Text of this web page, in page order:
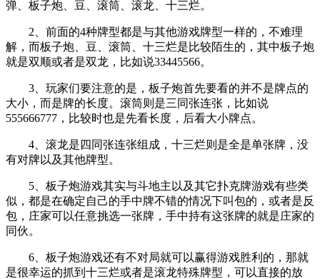
弹、板子炮、豆、滚筒、滚龙、十三烂。
2、前面的4种牌型都是与其他游戏牌型一样的，不难理
解，而板子炮、豆、滚筒、十三烂是比较陌生的，其中板子炮
就是双顺或者是双龙，比如说33445566。
3、玩家们要注意的是，板子炮首先要看的并不是牌点的
大小，而是牌的长度。滚筒则是三同张连张，比如说
555666777，比较时也是先看长度，后看大小牌点。
4、滚龙是四同张连张组成，十三烂则是全是单张牌，没
有对牌以及其他牌型。
5、板子炮游戏其实与斗地主以及其它扑克牌游戏有些类
似，都是在确定自己的手中牌不错的情况下叫包的，或者是反
包，庄家可以任意挑选一张牌，手中持有这张牌的就是庄家的
同伙。
6、板子炮游戏还有不对局就可以赢得游戏胜利的，那就
是很幸运的抓到十三烂或者是滚龙特殊牌型，可以直接的放